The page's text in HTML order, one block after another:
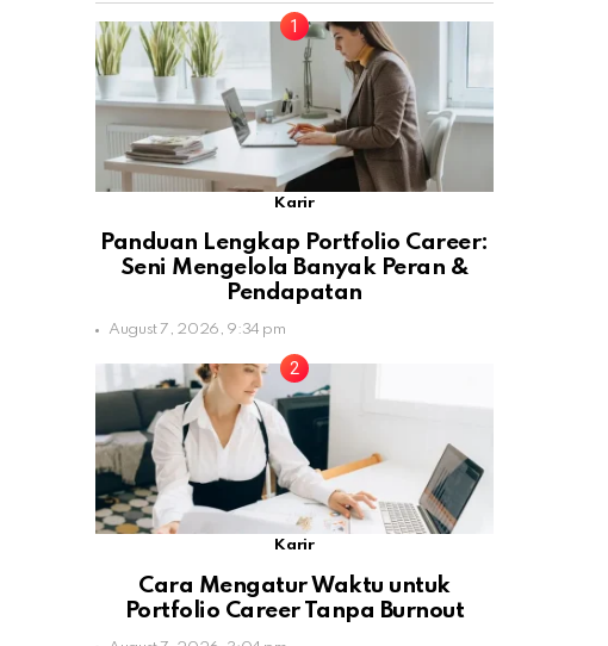
Karir
Panduan Lengkap Portfolio Career:
Seni Mengelola Banyak Peran &
Pendapatan
August 7, 2026, 9:34 pm
Karir
Cara Mengatur Waktu untuk
Portfolio Career Tanpa Burnout